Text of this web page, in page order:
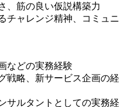
、筋の良い仮説構築力
チャレンジ精神、コミュニ
などの実務経験
戦略、新サービス企画の経
サルタントとしての実務経